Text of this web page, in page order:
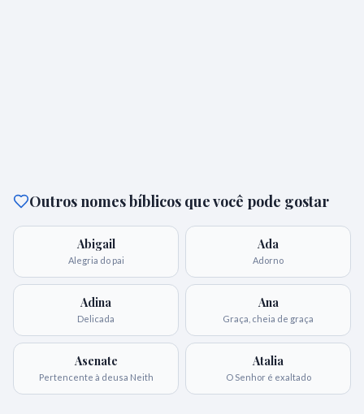
Outros nomes bíblicos que você pode gostar
Abigail
Alegria do pai
Ada
Adorno
Adina
Delicada
Ana
Graça, cheia de graça
Asenate
Pertencente à deusa Neith
Atalia
O Senhor é exaltado